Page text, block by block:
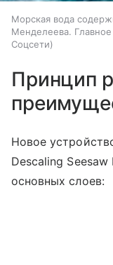
Морская вода
Менделеева.
Соцсети
Принцип
Новое
Descaling Seesaw
основных слоев: